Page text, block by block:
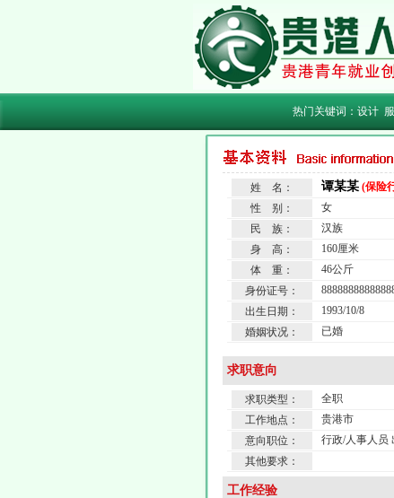
热门关键词： 设计
姓 名： 谭某某 (保险
性 别：
女
民 族：
汉族
身 高：
160厘米
体 重：
46公斤
身份证号：
出生日期：
1993/10/8
婚姻状况：
已婚
求职意向
求职类型： 全职
工作地点：
贵港市
意向职位：
行政/人事人员
其他要求：
工作经验